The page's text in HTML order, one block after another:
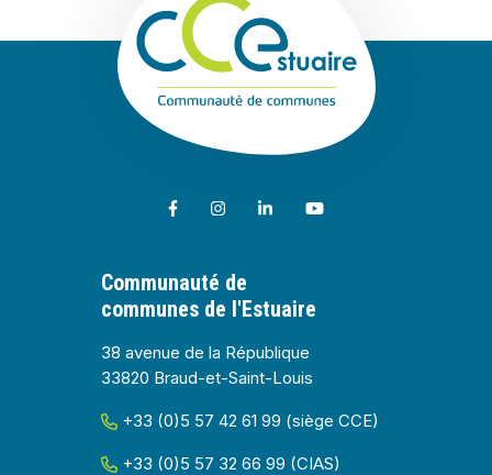
Lien vers le compte Facebook
Lien vers le compte Instagram
Lien vers le compte Linkedin
Lien vers la chaîne
Communauté de
communes de l'Estuaire
38 avenue de la République
33820 Braud-et-Saint-Louis
+33 (0)5 57 42 61 99 (siège CCE)
+33 (0)5 57 32 66 99 (CIAS)